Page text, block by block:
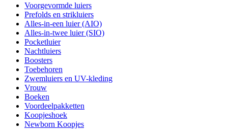
Voorgevormde luiers
Prefolds en strikluiers
Alles-in-een luier (AIO)
Alles-in-twee luier (SIO)
Pocketluier
Nachtluiers
Boosters
Toebehoren
Zwemluiers en UV-kleding
Vrouw
Boeken
Voordeelpakketten
Koopjeshoek
Newborn Koopjes